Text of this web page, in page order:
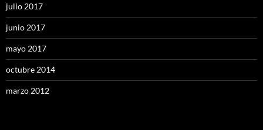
julio 2017
junio 2017
mayo 2017
octubre 2014
marzo 2012